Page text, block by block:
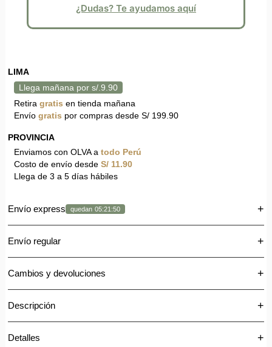
¿Dudas? Te ayudamos aquí
LIMA
Llega mañana por s/.9.90
Retira gratis en tienda mañana
Envío gratis por compras desde S/ 199.90
PROVINCIA
Enviamos con OLVA a todo Perú
Costo de envío desde S/ 11.90
Llega de 3 a 5 días hábiles
Envío express quedan 05:21:49 +
🚚Recibe tu pedido el mismo día
PorS/15recibe tus productos en3 a 4 horas.
Una vez
Envío regular +
El envío regular toma de 3 a 5 días hábiles para Lima y
Cambios y devoluciones +
Inicia el cambio o devolución fácilmente visitando
Descripción +
Botín de tacón para mujer con diseño moderno y silueta
Detalles +